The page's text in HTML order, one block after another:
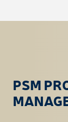
PSM